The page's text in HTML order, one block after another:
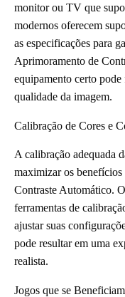
monitor ou TV que
modernos oferecem
as especificações para
Aprimoramento de
equipamento certo
qualidade da imagem.
Calibração de Cores e
A calibração adequada
maximizar os
Contraste Automático.
ferramentas de
ajustar suas
pode resultar em uma
realista.
Jogos que se